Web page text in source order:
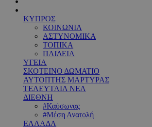
ΚΥΠΡΟΣ
ΚΟΙΝΩΝΙΑ
ΑΣΤΥΝΟΜΙΚΑ
ΤΟΠΙΚΑ
ΠΑΙΔΕΙΑ
ΥΓΕΙΑ
ΣΚΟΤΕΙΝΟ ΔΩΜΑΤΙΟ
ΑΥΤΟΠΤΗΣ ΜΑΡΤΥΡΑΣ
ΤΕΛΕΥΤΑΙΑ ΝΕΑ
ΔΙΕΘΝΗ
#Καύσωνας
#Μέση Ανατολή
ΕΛΛΑΔΑ